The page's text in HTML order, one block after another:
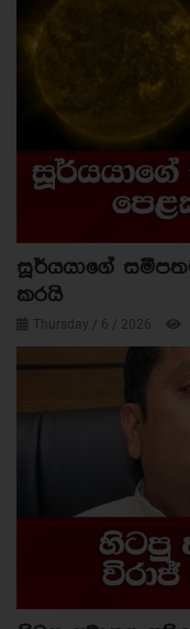
සූර්යයාගේ
කරයි
Thursday / 6 / 2026